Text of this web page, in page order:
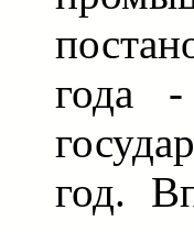
года
год.